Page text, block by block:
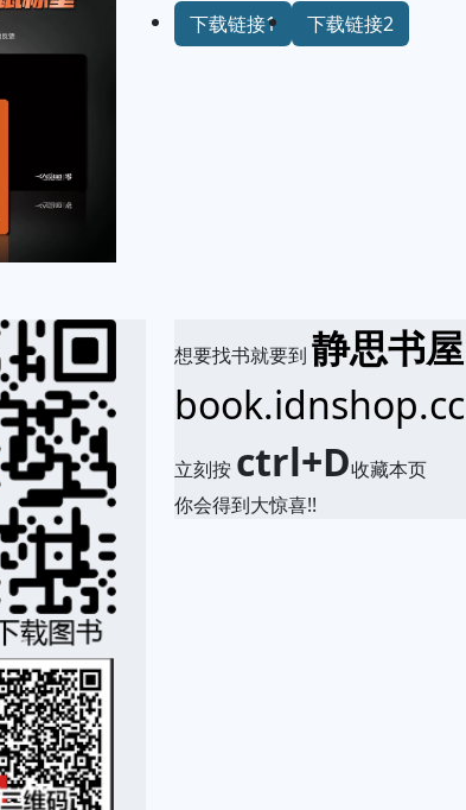
下载链接1 下载链接2
想要找书就要到静思书屋
book.idnshop.cc
立刻按 ctrl+D收藏本页
你会得到大惊喜!!